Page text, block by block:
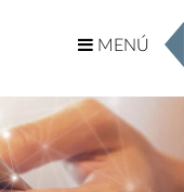
MENÚ
MENÚ